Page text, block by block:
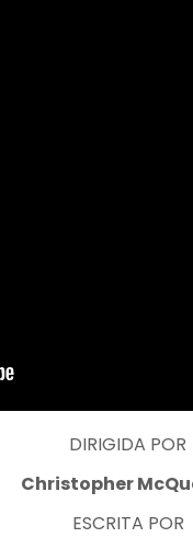
DIRIGIDA POR
Christopher
ESCRITA POR